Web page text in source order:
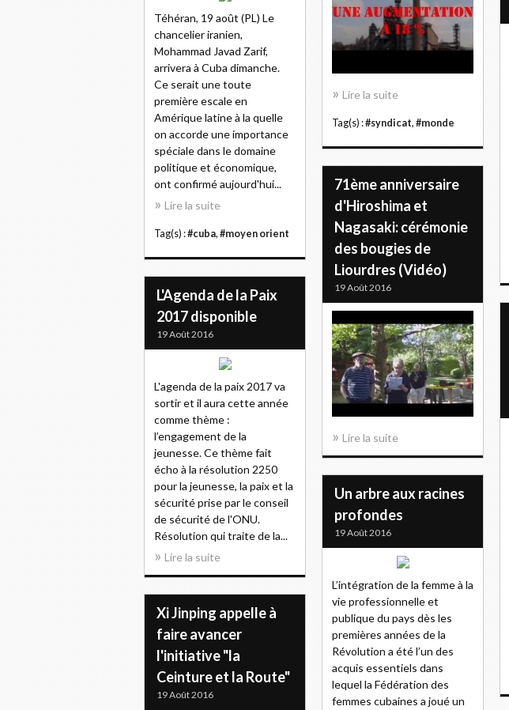
Téhéran, 19 août (PL) Le
chancelier iranien,
Mohammad Javad Zarif,
arrivera à Cuba dimanche.
Ce serait une toute
première escale en
Amérique latine à la quelle
on accorde une importance
spéciale dans le domaine
politique et économique,
ont confirmé aujourd'hui...
Lire la suite
Tag(s) :#cuba, #moyen orient
Lire la suite
Tag(s) :#syndicat, #monde
71ème anniversaire
d'Hiroshima et
Nagasaki: cérémonie
des bougies de
Liourdres (Vidéo)
19 Août 2016
Lire la suite
L'Agenda de la Paix
2017 disponible
19 Août 2016
L'agenda de la paix 2017 va
sortir et il aura cette année
comme thème :
l’engagement de la
jeunesse. Ce thème fait
écho à la résolution 2250
pour la jeunesse, la paix et la
sécurité prise par le conseil
de sécurité de l'ONU.
Résolution qui traite de la...
Lire la suite
Un arbre aux racines
profondes
19 Août 2016
L’intégration de la femme à la
vie professionnelle et
publique du pays dès les
premières années de la
Révolution a été l’un des
acquis essentiels dans
lequel la Fédération des
femmes cubaines a joué un
Xi Jinping appelle à
faire avancer
l'initiative "la
Ceinture et la Route"
19 Août 2016